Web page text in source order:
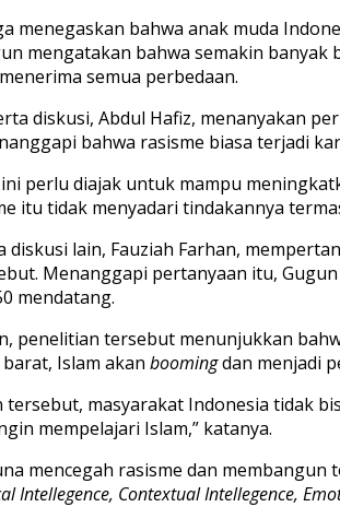
menegaskan bahwa anak muda
mengatakan bahwa semakin
semua perbedaan.
diskusi, Abdul Hafiz, menanyakan
bahwa rasisme biasa terjadi
perlu diajak untuk mampu
itu tidak menyadari tindakannya
diskusi lain, Fauziah Farhan,
Menanggapi pertanyaan itu,
mendatang.
penelitian tersebut menunjukkan
Islam akan boomingdan menjadi
tersebut, masyarakat Indonesia tidak
mempelajari Islam,” katanya.
mencegah rasisme dan
Intellegence, Contextual Intellegence,